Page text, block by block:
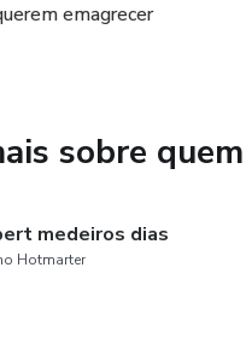
emagrecer
sobre
medeiros dias
Hotmarter